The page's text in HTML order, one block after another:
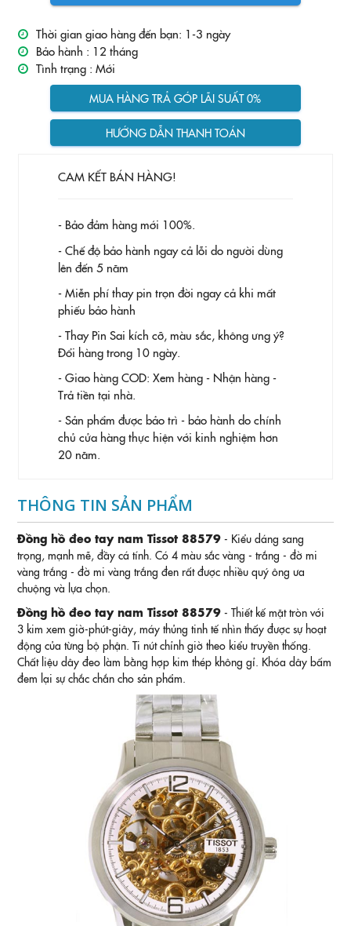
Thời gian giao hàng đến bạn: 1-3 ngày
Bảo hành : 12 tháng
Tình trạng : Mới
MUA HÀNG TRẢ GÓP LÃI SUẤT 0%
HƯỚNG DẪN THANH TOÁN
CAM KẾT BÁN HÀNG!
- Bảo đảm hàng mới 100%.
- Chế độ bảo hành ngay cả lỗi do người dùng
lên đến 5 năm
- Miễn phí thay pin trọn đời ngay cả khi mất
phiếu bảo hành
- Thay Pin Sai kích cỡ, màu sắc, không ưng ý?
Đổi hàng trong 10 ngày.
- Giao hàng COD: Xem hàng - Nhận hàng -
Trả tiền tại nhà.
- Sản phẩm được bảo trì - bảo hành do chính
chủ cửa hàng thực hiện với kinh nghiệm hơn
20 năm.
THÔNG TIN SẢN PHẨM
Đồng hồ đeo tay nam Tissot 88579 - Kiểu dáng sang
trọng, mạnh mẽ, đầy cá tính. Có 4 màu sắc vàng - trắng - đờ mi
vàng trắng - đờ mi vàng trắng đen rất được nhiều quý ông ưa
chuộng và lựa chọn.
Đồng hồ đeo tay nam Tissot 88579 - Thiết kế mặt tròn với
3 kim xem giờ-phút-giây, máy thủng tinh tế nhìn thấy được sự hoạt
động của từng bộ phận. Ti nút chỉnh giờ theo kiểu truyền thống.
Chất liệu dây đeo làm bằng hợp kim thép không gỉ. Khóa dây bấm
đem lại sự chắc chắn cho sản phẩm.